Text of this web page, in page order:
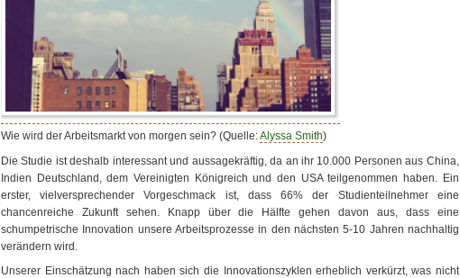
Wie wird der Arbeitsmarkt von morgen sein? (Quelle:Alyssa Smith)
Die Studie ist deshalb interessant und aussagekräftig, da an ihr 10.000 Personen aus China,
Indien Deutschland, dem Vereinigten Königreich und den USA teilgenommen haben. Ein
erster, vielversprechender Vorgeschmack ist, dass 66% der Studienteilnehmer eine
chancenreiche Zukunft sehen. Knapp über die Hälfte gehen davon aus, dass eine
schumpetrische Innovation unsere Arbeitsprozesse in den nächsten 5-10 Jahren nachhaltig
verändern wird.
Unserer Einschätzung nach haben sich die Innovationszyklen erheblich verkürzt, was nicht